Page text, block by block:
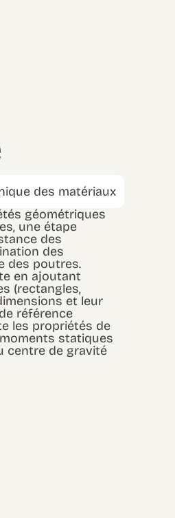
des matériaux
géométriques
une étape
des
des
des poutres.
en ajoutant
(rectangles,
et leur
référence
les propriétés de
statiques
centre de gravité